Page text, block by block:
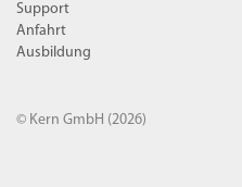
Support
Anfahrt
Ausbildung
© Kern GmbH (2026)